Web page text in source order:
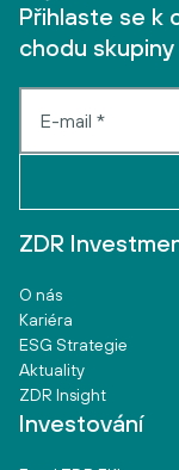
Přihlaste se k
chodu skupiny
ZDR
O nás
Kariéra
ESG Strategie
Aktuality
ZDR Insight
Investování